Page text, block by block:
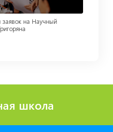
заявок на Научный
школа